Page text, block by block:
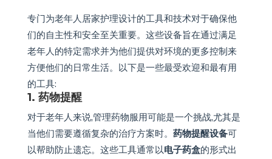
专门为老年人居家护理设计的工具和技术对于确保他
们的自主性和安全至关重要。这些设备旨在通过满足
老年人的特定需求并为他们提供对环境的更多控制来
方便他们的日常生活。以下是一些最受欢迎和最有用
的工具:
1. 药物提醒
对于老年人来说,管理药物服用可能是一个挑战,尤其是
当他们需要遵循复杂的治疗方案时。 药物提醒设备可
以帮助防止遗忘。这些工具通常以电子药盒的形式出